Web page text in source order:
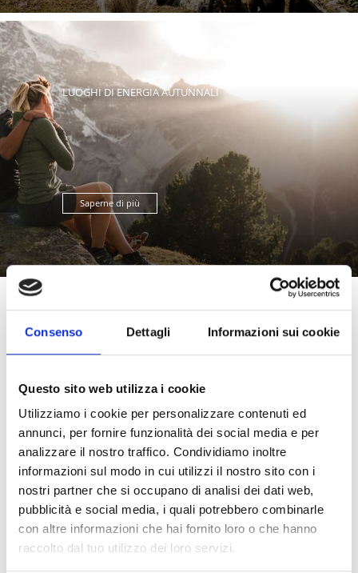
Consenso Dettagli Informazioni sui cookie
Questo sito web utilizza i cookie
Utilizziamo i cookie per personalizzare contenuti ed
annunci, per fornire funzionalità dei social media e per
analizzare il nostro traffico. Condividiamo inoltre
informazioni sul modo in cui utilizzi il nostro sito con i
nostri partner che si occupano di analisi dei dati web,
pubblicità e social media, i quali potrebbero combinarle
con altre informazioni che hai fornito loro o che hanno
raccolto dal tuo utilizzo dei loro servizi.
LUOGHI DI ENERGIA AUTUNNALI
Saperne di più
Visita guidata culturale in lingua
tedesca nella chiesa di San
Prato allo Stelvio